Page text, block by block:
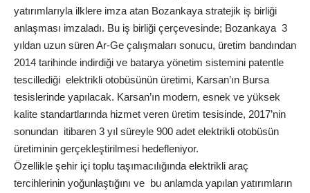
yatırımlarıyla ilklere imza atan Bozankaya stratejik iş birliği
anlaşması imzaladı. Bu iş birliği çerçevesinde; Bozankaya 3
yıldan uzun süren Ar-Ge çalışmaları sonucu, üretim bandından
2014 tarihinde indirdiği ve batarya yönetim sistemini patentle
tescillediği elektrikli otobüsünün üretimi, Karsan’ın Bursa
tesislerinde yapılacak. Karsan’ın modern, esnek ve yüksek
kalite standartlarında hizmet veren üretim tesisinde, 2017’nin
sonundan itibaren 3 yıl süreyle 900 adet elektrikli otobüsün
üretiminin gerçekleştirilmesi hedefleniyor.
Özellikle şehir içi toplu taşımacılığında elektrikli araç
tercihlerinin yoğunlaştığını ve bu anlamda yapılan yatırımların